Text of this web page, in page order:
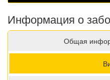
Информация о
Общая